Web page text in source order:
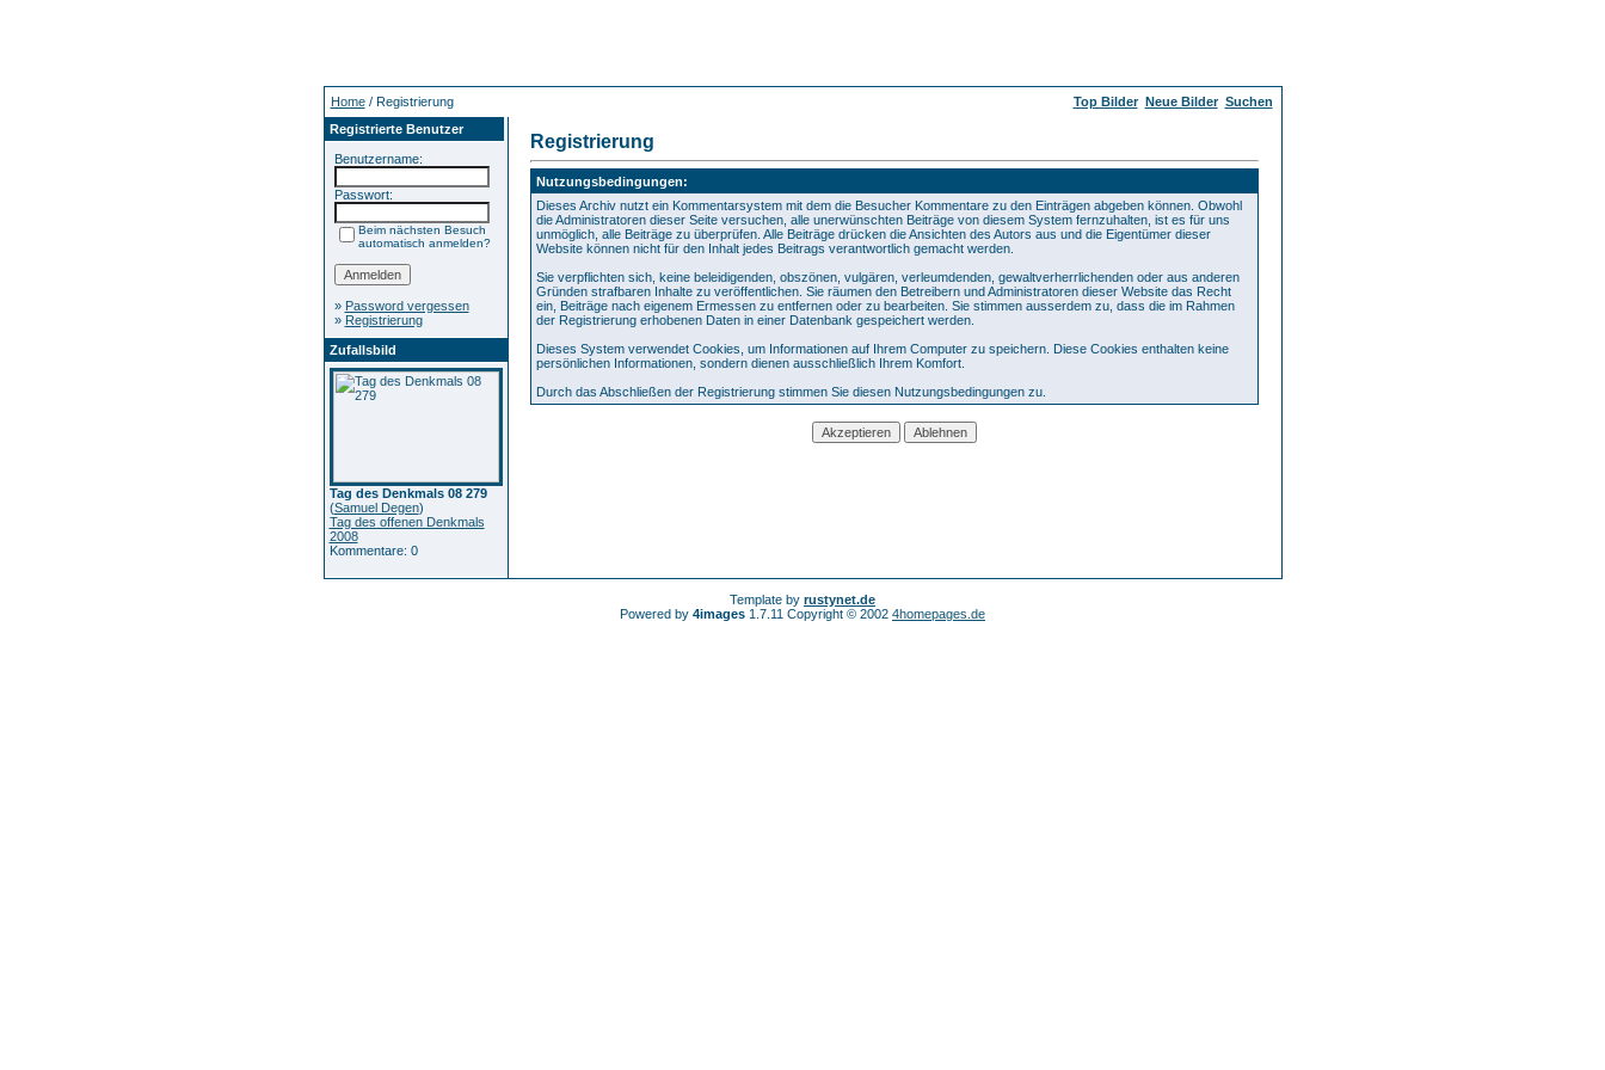
Home/ Registrierung Top Bilder Neue Bilder Suchen
Registrierte Benutzer
Benutzername:
Passwort:
Beim nächsten Besuch
automatisch anmelden?
» Password vergessen
» Registrierung
Zufallsbild
Tag des Denkmals 08 279
(Samuel Degen)
Tag des offenen Denkmals
2008
Kommentare: 0
Registrierung
Nutzungsbedingungen:
Dieses Archiv nutzt ein Kommentarsystem mit dem die Besucher Kommentare zu den Einträgen abgeben können. Obwohl
die Administratoren dieser Seite versuchen, alle unerwünschten Beiträge von diesem System fernzuhalten, ist es für uns
unmöglich, alle Beiträge zu überprüfen. Alle Beiträge drücken die Ansichten des Autors aus und die Eigentümer dieser
Website können nicht für den Inhalt jedes Beitrags verantwortlich gemacht werden.
Sie verpflichten sich, keine beleidigenden, obszönen, vulgären, verleumdenden, gewaltverherrlichenden oder aus anderen
Gründen strafbaren Inhalte zu veröffentlichen. Sie räumen den Betreibern und Administratoren dieser Website das Recht
ein, Beiträge nach eigenem Ermessen zu entfernen oder zu bearbeiten. Sie stimmen ausserdem zu, dass die im Rahmen
der Registrierung erhobenen Daten in einer Datenbank gespeichert werden.
Dieses System verwendet Cookies, um Informationen auf Ihrem Computer zu speichern. Diese Cookies enthalten keine
persönlichen Informationen, sondern dienen ausschließlich Ihrem Komfort.
Durch das Abschließen der Registrierung stimmen Sie diesen Nutzungsbedingungen zu.
Template by rustynet.de
Powered by 4images 1.7.11 Copyright © 2002 4homepages.de